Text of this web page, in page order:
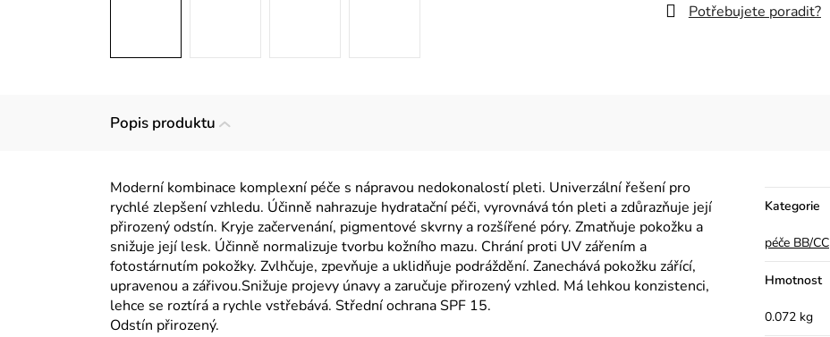
Potřebujete poradit?
Popis produktu
Moderní kombinace komplexní péče s nápravou nedokonalostí pleti. Univerzální řešení pro
rychlé zlepšení vzhledu. Účinně nahrazuje hydratační péči, vyrovnává tón pleti a zdůrazňuje její
přirozený odstín. Kryje začervenání, pigmentové skvrny a rozšířené póry. Zmatňuje pokožku a
snižuje její lesk. Účinně normalizuje tvorbu kožního mazu. Chrání proti UV zářením a
fotostárnutím pokožky. Zvlhčuje, zpevňuje a uklidňuje podráždění. Zanechává pokožku zářící,
upravenou a zářivou.Snižuje projevy únavy a zaručuje přirozený vzhled. Má lehkou konzistenci,
lehce se roztírá a rychle vstřebává. Střední ochrana SPF 15.
Odstín přirozený.
Kategorie
péče BB/CC
Hmotnost
0.072 kg